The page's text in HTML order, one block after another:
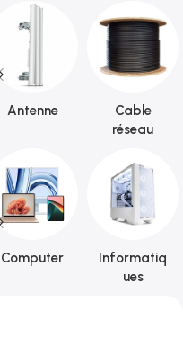
Antenne
Cable
réseau
Computer
Informatiq
ues